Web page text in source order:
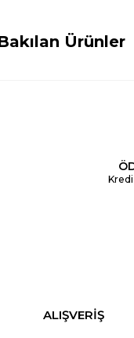
Ürünler
Kredi
ALIŞVERİŞ